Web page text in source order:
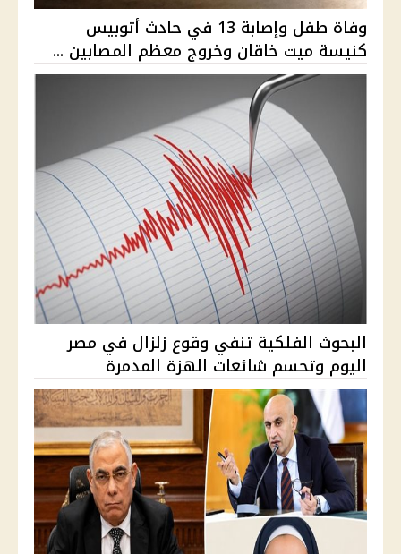
وفاة طفل وإصابة 13 في حادث أتوبيس
كنيسة ميت خاقان وخروج معظم المصابين ...
البحوث الفلكية تنفي وقوع زلزال في مصر
اليوم وتحسم شائعات الهزة المدمرة